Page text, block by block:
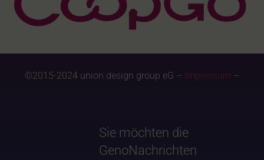
©2015-2024 union design group eG – Impressum –
Sie möchten die
GenoNachrichten